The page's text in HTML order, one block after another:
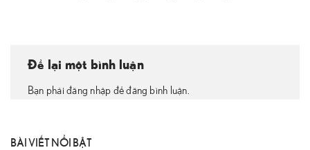
Để lại một bình luận
Bạn phải đăng nhập để đăng bình luận.
BÀI VIẾT NỔI BẬT